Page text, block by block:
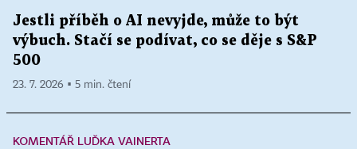
Jestli příběh o AI nevyjde, může to být
výbuch. Stačí se podívat, co se děje s S&P
500
23. 7. 2026 ▪ 5 min. čtení
KOMENTÁŘ LUĎKA VAINERTA